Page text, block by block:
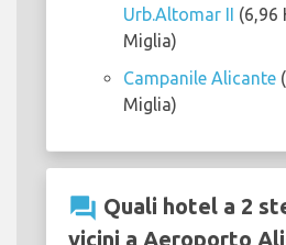
Urb.Altomar II (6,96
Miglia)
Campanile Alicante
Miglia)
question_answer Quali hotel a 2
vicini a Aeroporto